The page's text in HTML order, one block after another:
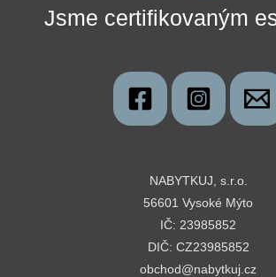
Jsme certifikovaným
NABYTKUJ, s.r.o.
56601 Vysoké Mýto
IČ: 23985852
DIČ: CZ23985852
obchod@nabytkuj.cz